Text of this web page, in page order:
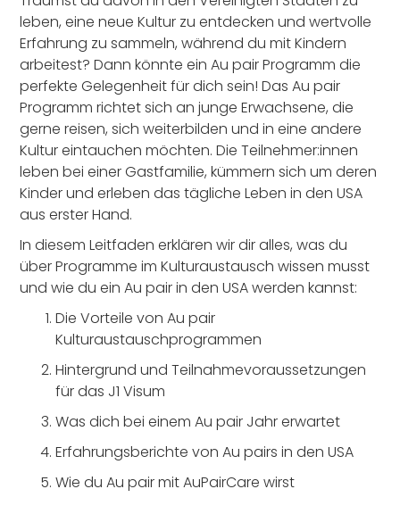
in den Vereinigten Staaten
Kulturaustauschprogramm erwarten?
Austauschprogramme
mit AuPairCare!
leben, eine neue Kultur zu entdecken und wertvolle
Erfahrung zu sammeln, während du mit Kindern
arbeitest? Dann könnte ein Au pair Programm die
perfekte Gelegenheit für dich sein! Das Au pair
Programm richtet sich an junge Erwachsene, die
gerne reisen, sich weiterbilden und in eine andere
Kultur eintauchen möchten. Die Teilnehmer:innen
leben bei einer Gastfamilie, kümmern sich um deren
Kinder und erleben das tägliche Leben in den USA
aus erster Hand.
In diesem Leitfaden erklären wir dir alles, was du
über Programme im Kulturaustausch wissen musst
und wie du ein Au pair in den USA werden kannst:
Die Vorteile von Au pair
Kulturaustauschprogrammen
Hintergrund und Teilnahmevoraussetzungen
für das J1 Visum
Was dich bei einem Au pair Jahr erwartet
Erfahrungsberichte von Au pairs in den USA
Wie du Au pair mit AuPairCare wirst